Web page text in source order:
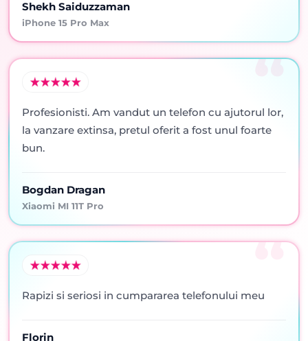
Shekh Saiduzzaman
iPhone 15 Pro Max
Profesionisti. Am vandut un telefon cu ajutorul lor,
la vanzare extinsa, pretul oferit a fost unul foarte
bun.
Bogdan Dragan
Xiaomi MI 11T Pro
Rapizi si seriosi in cumpararea telefonului meu
Florin